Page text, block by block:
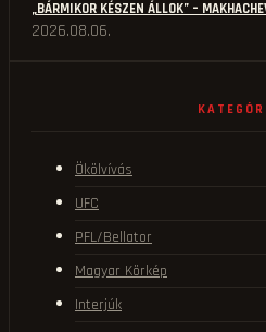
„BÁRMIKOR KÉSZEN ÁLLOK” –
2026.08.06.
Ökölvívás
UFC
PFL/Bellator
Magyar Körkép
Interjúk